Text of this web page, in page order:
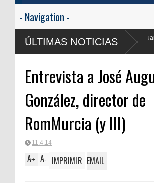
ÚLTIMAS NOTICIAS
Juanma Ortega, Yolanda Valencia y Frank Blanco
Entrevista a José
González, director de
RomMurcia (y III)
11.4.14
A+ A- IMPRIMIR EMAIL